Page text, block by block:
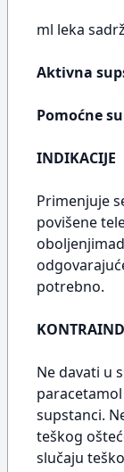
ml leka
Aktivna
Pomoćne
INDIKACIJE
Primenjuje
povišene
potrebno.
Ne davati u
supstanci.
teškog
slučaju